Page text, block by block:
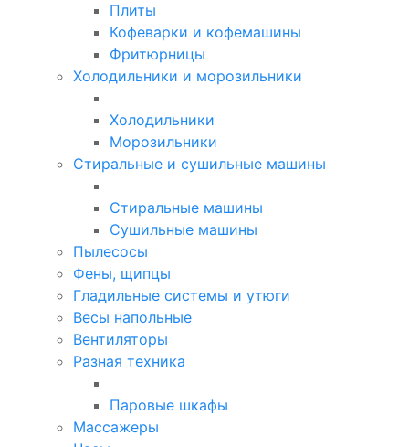
Плиты
Кофеварки и кофемашины
Фритюрницы
Холодильники и морозильники
Холодильники
Морозильники
Стиральные и сушильные машины
Стиральные машины
Сушильные машины
Пылесосы
Фены, щипцы
Гладильные системы и утюги
Весы напольные
Вентиляторы
Разная техника
Паровые шкафы
Массажеры